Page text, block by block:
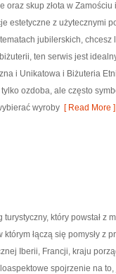
oraz skup złota w
estetyczne z użytecznymi
jubilerskich,
ten serwis jest
i Unikatowa i Biżuteria
ozdoba, ale często
wyroby [ Read More ]
turystyczny, który powstał z
którym łączą się pomysły z
Iberii, Francji, kraju
spojrzenie na